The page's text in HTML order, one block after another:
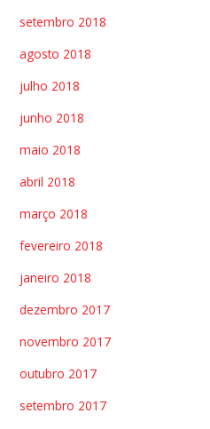
setembro 2018
agosto 2018
julho 2018
junho 2018
maio 2018
abril 2018
março 2018
fevereiro 2018
janeiro 2018
dezembro 2017
novembro 2017
outubro 2017
setembro 2017